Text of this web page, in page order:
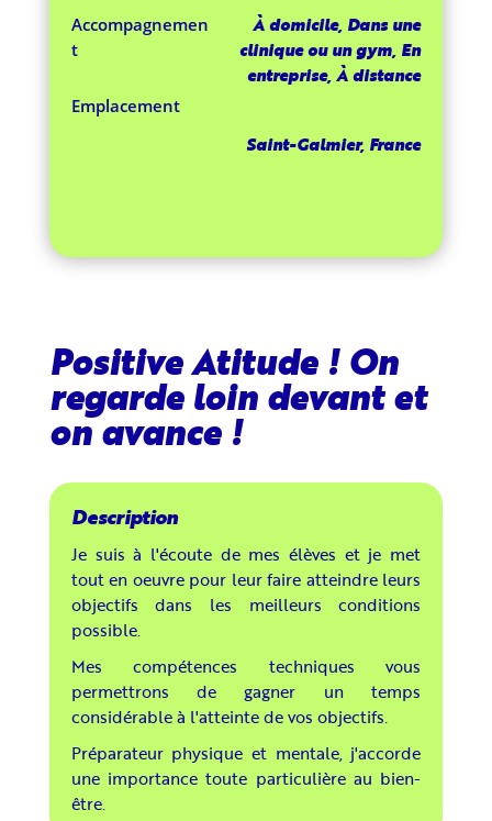
Accompagnemen
t
À domicile, Dans une
clinique ou un gym, En
entreprise, À distance
Emplacement
Saint-Galmier, France
Positive Atitude ! On
regarde loin devant et
on avance !
Je suis à l'écoute de mes élèves et je met
tout en oeuvre pour leur faire atteindre leurs
objectifs dans les meilleurs conditions
possible.
Mes compétences techniques vous
permettrons de gagner un temps
considérable à l'atteinte de vos objectifs.
Préparateur physique et mentale, j'accorde
une importance toute particulière au bien-
être.